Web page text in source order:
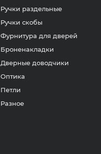
Ручки раздельные
Ручки скобы
Фурнитура для дверей
Броненакладки
Дверные доводчики
Оптика
Петли
Разное